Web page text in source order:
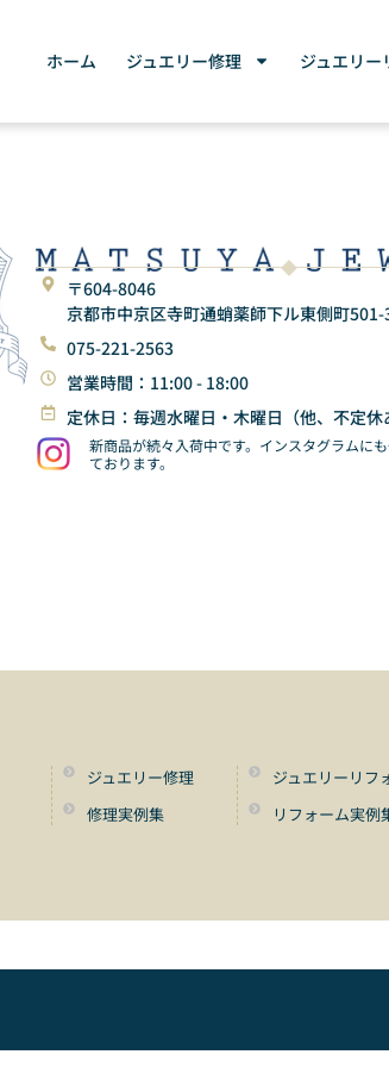
ホーム ジュエリー修理 ジュエリー
〒604-8046
京都市中京区寺町通蛸薬師下ル東側町
075-221-2563
営業時間：11:00 - 18:00
定休日：毎週水曜日・木曜日（他、不定休
新商品が続々入荷中です。インスタグラムに
ております。
ジュエリー修理
修理実例集
ジュエリーリフ
リフォーム実例